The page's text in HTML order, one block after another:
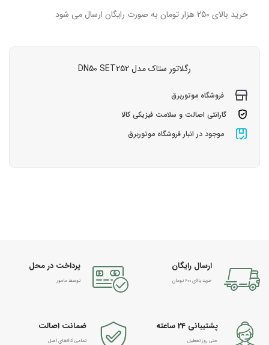
خرید بالای 250 هزار تومان به صورت رایگان ارسال می شود
رگلاتور ستاک مدل DN50 SET252
فروشگاه موتوربرق
گارانتی اصالت و سلامت فیزیکی کالا
موجود در انبار فروشگاه موتوربرق
ارسال رایگان
خرید بالای 600 تومان
پرداخت در محل
توسط مامور
پشتیبانی 24 ساعته
حتی روز تعطیل
ضمانت اصالت
تمامی کالاهای اصل